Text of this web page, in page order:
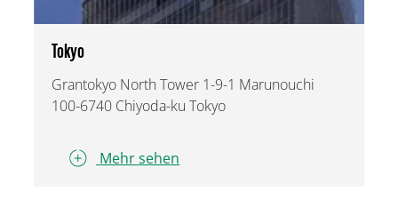
Tokyo
Grantokyo North Tower 1-9-1 Marunouchi
100-6740 Chiyoda-ku Tokyo
Mehr sehen